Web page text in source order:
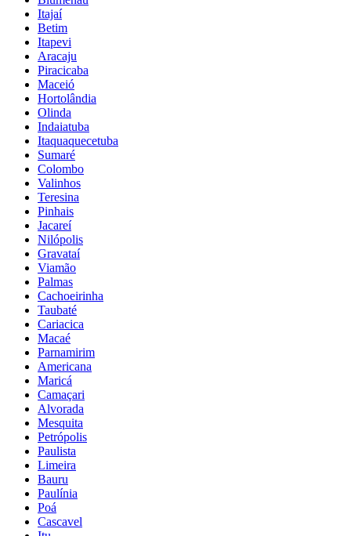
Itajaí
Betim
Itapevi
Aracaju
Piracicaba
Maceió
Hortolândia
Olinda
Indaiatuba
Itaquaquecetuba
Sumaré
Colombo
Valinhos
Teresina
Pinhais
Jacareí
Nilópolis
Gravataí
Viamão
Palmas
Cachoeirinha
Taubaté
Cariacica
Macaé
Parnamirim
Americana
Maricá
Camaçari
Alvorada
Mesquita
Petrópolis
Paulista
Limeira
Bauru
Paulínia
Poá
Cascavel